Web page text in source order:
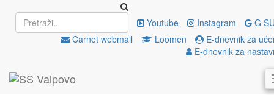
Youtube Instagram
G
Carnet webmail
Loomen
E-dnevnik za
E-dnevnik za
Upisi EU projekti
e-Škole